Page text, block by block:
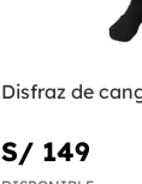
Disfraz de
S/ 149